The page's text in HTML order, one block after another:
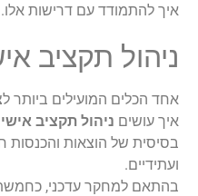
איך להתמודד עם דרישות אלו.
ניהול תקציב
אחד הכלים המועילים ביותר
איך עושים ניהול תקציב אישי
בסיסית של הוצאות והכנסות
ועתידיים.
בהתאם למחקר עדכני,